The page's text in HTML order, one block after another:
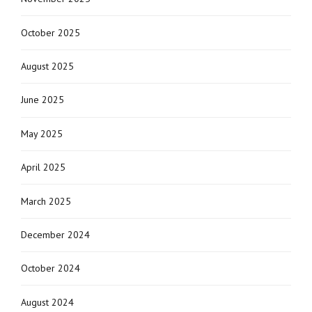
October 2025
August 2025
June 2025
May 2025
April 2025
March 2025
December 2024
October 2024
August 2024